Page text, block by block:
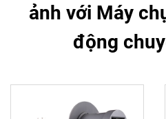
ảnh với Máy
động